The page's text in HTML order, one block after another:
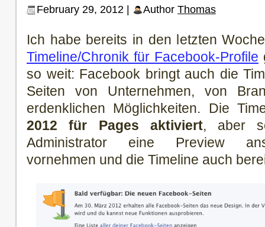
February 29, 2012 | Author Thomas
Ich habe bereits in den letzten
Timeline/Chronik für Facebook-Profile
so weit: Facebook bringt auch die
Seiten von Unternehmen, von
erdenklichen Möglichkeiten. Die
2012 für Pages aktiviert, aber
Administrator eine Preview
vornehmen und die Timeline auch